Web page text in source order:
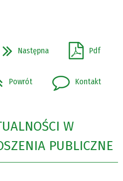
Następna Pdf
Powrót Kontakt
W
PUBLICZNE